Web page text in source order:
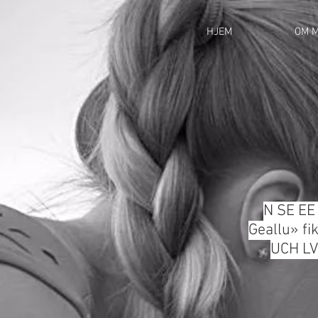
HJEM OM
N SE
Geallu»
UCH